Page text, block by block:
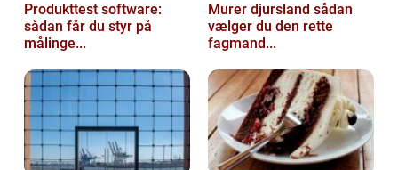
Produkttest software:
sådan får du styr på
målinge...
Murer djursland sådan
vælger du den rette
fagmand...